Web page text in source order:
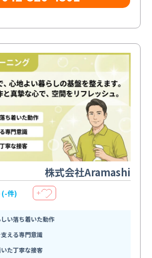
株式会社Aramashi
(-件) ＋
い落ち着いた動作
える専門意識
た丁寧な接客